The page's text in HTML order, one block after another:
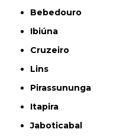
Bebedouro
Ibiúna
Cruzeiro
Lins
Pirassununga
Itapira
Jaboticabal